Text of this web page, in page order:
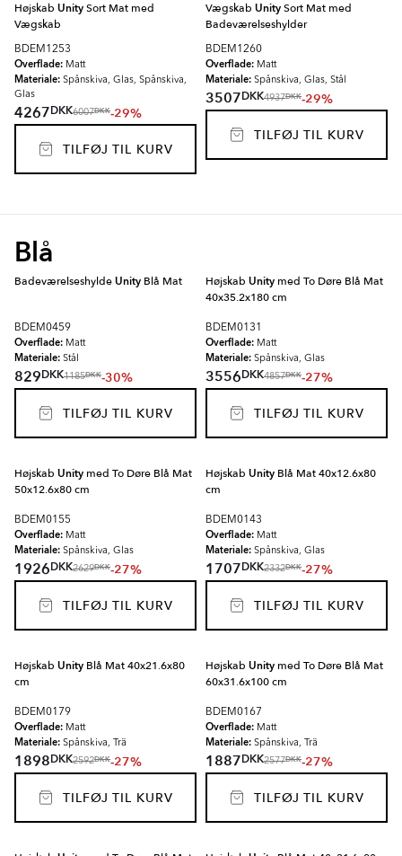
Højskab UnitySort Mat med
Vægskab
BDEM1253
Overflade: Matt
Materiale: Spånskiva, Glas, Spånskiva,
Glas
4267DKK6007DKK-29%
TILFØJ TIL KURV
Vægskab UnitySort Mat med
Badeværelseshylder
BDEM1260
Overflade: Matt
Materiale: Spånskiva, Glas, Stål
3507DKK4937DKK-29%
TILFØJ TIL KURV
Blå
BadeværelseshyldeUnity Blå Mat
BDEM0459
Overflade: Matt
Materiale: Stål
829DKK1185DKK-30%
TILFØJ TIL KURV
Højskab Unity med To Døre Blå Mat
40x35.2x180 cm
BDEM0131
Overflade: Matt
Materiale: Spånskiva, Glas
3556DKK4857DKK-27%
TILFØJ TIL KURV
Højskab Unity med To Døre Blå Mat
50x12.6x80 cm
BDEM0155
Overflade: Matt
Materiale: Spånskiva, Glas
1926DKK2629DKK-27%
TILFØJ TIL KURV
Højskab Unity Blå Mat 40x12.6x80
cm
BDEM0143
Overflade: Matt
Materiale: Spånskiva, Glas
1707DKK2332DKK-27%
TILFØJ TIL KURV
Højskab Unity Blå Mat 40x21.6x80
cm
BDEM0179
Overflade: Matt
Materiale: Spånskiva, Trä
1898DKK2592DKK-27%
TILFØJ TIL KURV
Højskab Unity med To Døre Blå Mat
60x31.6x100 cm
BDEM0167
Overflade: Matt
Materiale: Spånskiva, Trä
1887DKK2577DKK-27%
TILFØJ TIL KURV